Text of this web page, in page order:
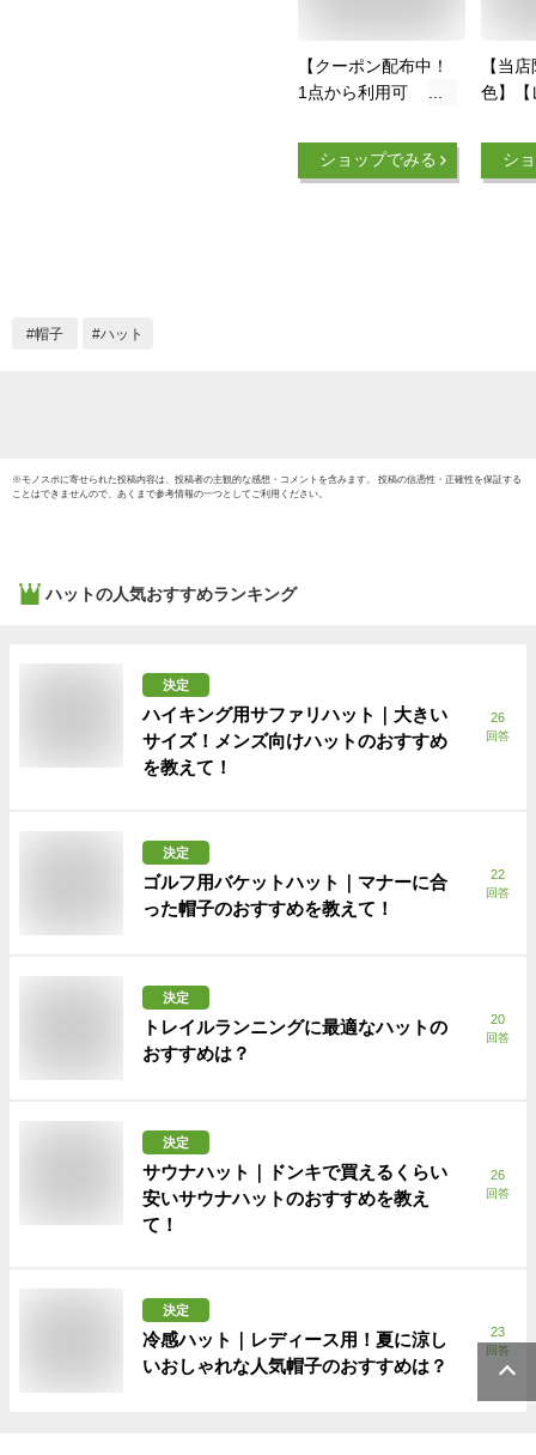
【クーポン配布中！
1点から利用可
今治 メンズ レディ
ース 大きめ サウナ
ショップでみる
【当
色】【
グッ
位/レ
シ
帽子 ハット
※モノスポに寄せられた投稿内容は、投稿者の主観的な感想・コメントを含みます。 投稿の信憑性・正確性を保証する
ことはできませんので、あくまで参考情報の一つとしてご利用ください。
ハットの人気おすすめランキング
決定
ハイキング用サファリハット｜大きい
サイズ！メンズ向けハットのおすすめ
を教えて！
26
回答
決定
ゴルフ用バケットハット｜マナーに合
った帽子のおすすめを教えて！
22
回答
決定
トレイルランニングに最適なハットの
おすすめは？
20
回答
決定
サウナハット｜ドンキで買えるくらい
安いサウナハットのおすすめを教え
て！
26
回答
決定
冷感ハット｜レディース用！夏に涼し
いおしゃれな人気帽子のおすすめは？
23
回答